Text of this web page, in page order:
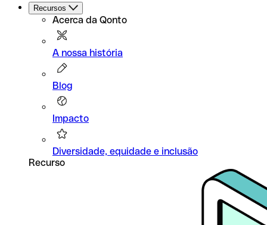
Recursos
Acerca da Qonto
A nossa história
Blog
Impacto
Diversidade, equidade e inclusão
Recurso